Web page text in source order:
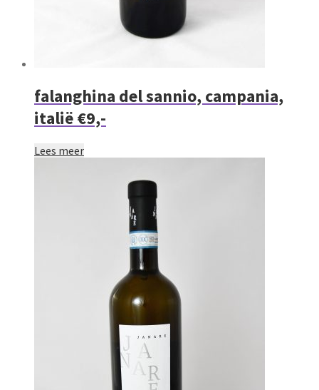
falanghina del sannio, campania,
italië €9,-
Lees meer